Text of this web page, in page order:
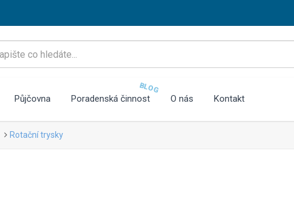
Půjčovna Poradenská činnost
BLOG
O nás Kontakt
Rotační trysky